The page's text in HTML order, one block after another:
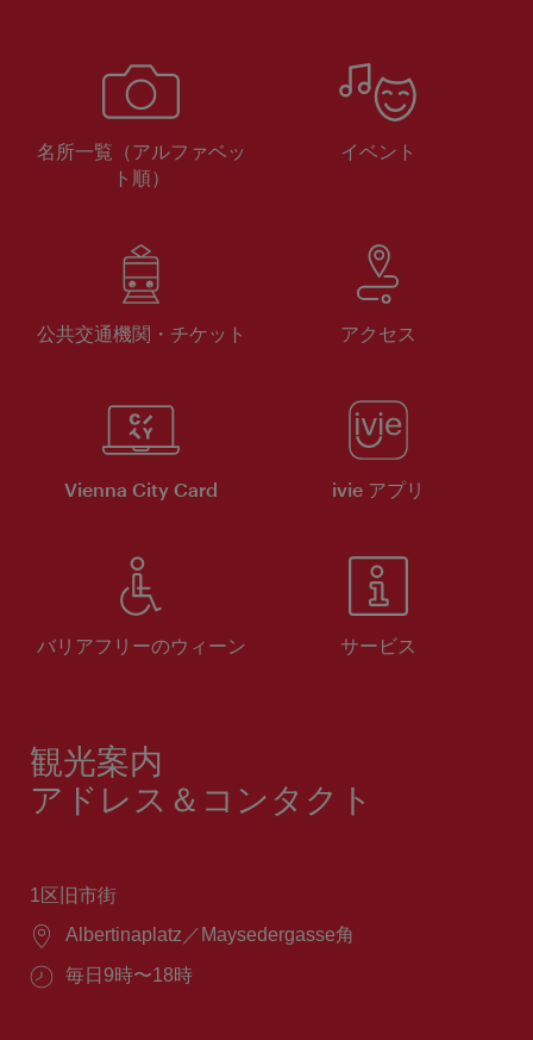
名所一覧（アルファベッ
ト順）
イベント
公共交通機関・チケット アクセス
Vienna City Card ivie アプリ
バリアフリーのウィーン サービス
観光案内
アドレス＆コンタクト
1区旧市街
場
Albertinaplatz／Maysedergasse角
営
毎日9時〜18時